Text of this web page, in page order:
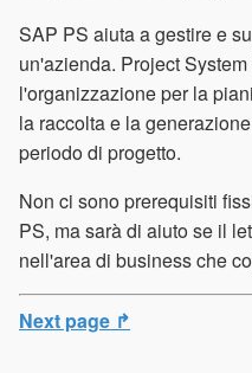
SAP PS aiuta a gestire e
un'azienda. Project
l'organizzazione per la
la raccolta e la
periodo di progetto.
Non ci sono prerequisiti
PS, ma sarà di aiuto se il
nell'area di business che
Next page ↱